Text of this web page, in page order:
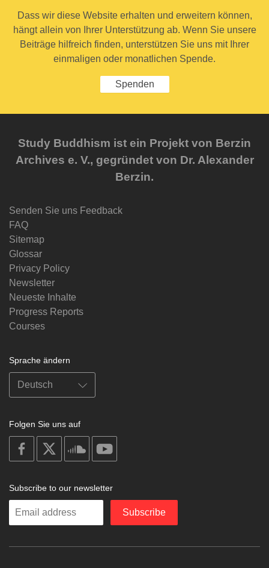
Dass wir diese Website erhalten und erweitern können,
hängt allein von Ihrer Unterstützung ab. Wenn Sie unsere
Beiträge hilfreich finden, unterstützen Sie uns mit Ihrer
einmaligen oder monatlichen Spende.
Spenden
Study Buddhism ist ein Projekt von Berzin
Archives e. V., gegründet von Dr. Alexander
Berzin.
Senden Sie uns Feedback
FAQ
Sitemap
Glossar
Privacy Policy
Newsletter
Neueste Inhalte
Progress Reports
Courses
Sprache ändern
Folgen Sie uns auf
on
facebook
soundcloud
Subscribe to our newsletter
Enter
Subscribe